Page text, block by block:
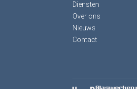
Diensten
Over ons
Nieuws
Contact